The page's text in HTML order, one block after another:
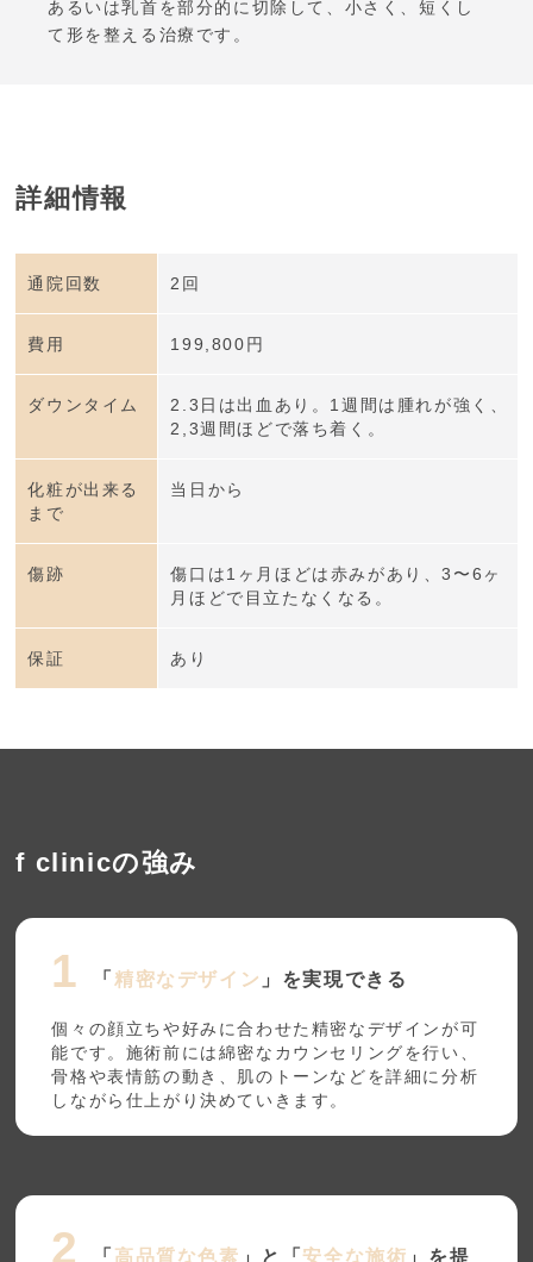
あるいは乳首を部分的に切除して、小さく、短くし
て形を整える治療です。
詳細情報
通院回数 2回
費用 199,800円
ダウンタイム
2.3日は出血あり。1週間は腫れが強く、
2,3週間ほどで落ち着く。
化粧が出来る
まで
当日から
傷跡
傷口は1ヶ月ほどは赤みがあり、3〜6ヶ
月ほどで目立たなくなる。
保証 あり
f clinicの強み
「精密なデザイン 」を実現できる
個々の顔立ちや好みに合わせた精密なデザインが可
能です。施術前には綿密なカウンセリングを行い、
骨格や表情筋の動き、肌のトーンなどを詳細に分析
しながら仕上がり決めていきます。
「 高品質な色素 」と「安全な施術 」を提